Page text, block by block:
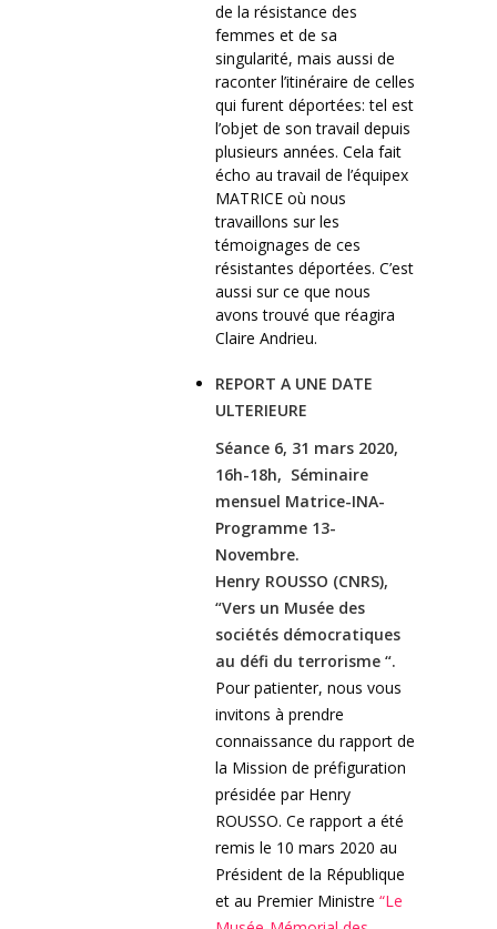
de la résistance des
femmes et de sa
singularité, mais aussi de
raconter l’itinéraire de celles
qui furent déportées: tel est
l’objet de son travail depuis
plusieurs années. Cela fait
écho au travail de l’équipex
MATRICE où nous
travaillons sur les
témoignages de ces
résistantes déportées. C’est
aussi sur ce que nous
avons trouvé que réagira
Claire Andrieu.
REPORT A UNE DATE
ULTERIEURE
Séance 6, 31 mars 2020,
16h-18h, Séminaire
mensuel Matrice-INA-
Programme 13-
Novembre.
Henry ROUSSO (CNRS),
“Vers un Musée des
sociétés démocratiques
au défi du terrorisme “.
Pour patienter, nous vous
invitons à prendre
connaissance du rapport de
la Mission de préfiguration
présidée par Henry
ROUSSO. Ce rapport a été
remis le 10 mars 2020 au
Président de la République
et au Premier Ministre “Le